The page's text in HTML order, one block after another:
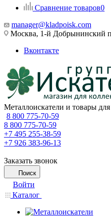
Сравнение товаров0
manager@kladpoisk.com
Москва, 1-й Добрынинский
Вконтакте
Металлоискатели и товары
8 800 775-70-59
8 800 775-70-59
+7 495 255-38-59
+7 926 383-96-13
Заказать звонок
Поиск
Войти
Каталог